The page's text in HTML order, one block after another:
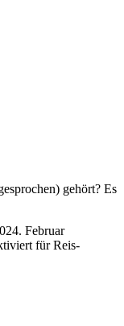
gehört? Es
24. Februar
für Reis-